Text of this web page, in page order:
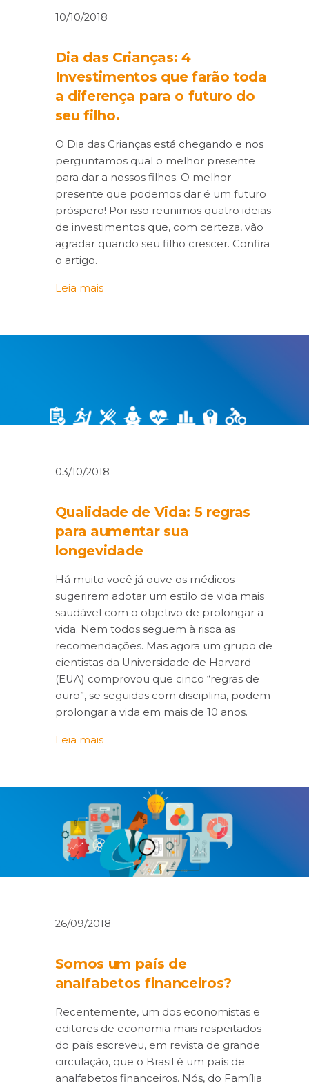
10/10/2018
Dia das Crianças: 4
Investimentos que farão toda
a diferença para o futuro do
seu filho.
O Dia das Crianças está chegando e nos
perguntamos qual o melhor presente
para dar a nossos filhos. O melhor
presente que podemos dar é um futuro
próspero! Por isso reunimos quatro ideias
de investimentos que, com certeza, vão
agradar quando seu filho crescer. Confira
o artigo.
Leia mais
03/10/2018
Qualidade de Vida: 5 regras
para aumentar sua
longevidade
Há muito você já ouve os médicos
sugerirem adotar um estilo de vida mais
saudável com o objetivo de prolongar a
vida. Nem todos seguem à risca as
recomendações. Mas agora um grupo de
cientistas da Universidade de Harvard
(EUA) comprovou que cinco “regras de
ouro”, se seguidas com disciplina, podem
prolongar a vida em mais de 10 anos.
Leia mais
26/09/2018
Somos um país de
analfabetos financeiros?
Recentemente, um dos economistas e
editores de economia mais respeitados
do país escreveu, em revista de grande
circulação, que o Brasil é um país de
analfabetos financeiros. Nós, do Família